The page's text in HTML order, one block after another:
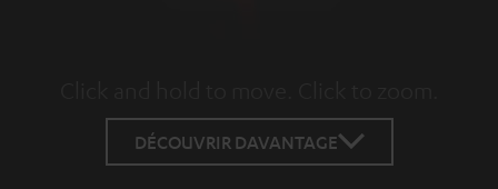
DÉCOUVRIR DAVANTAGE